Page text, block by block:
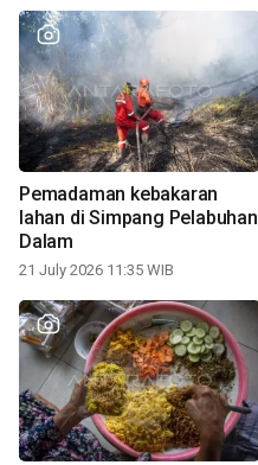
Pemadaman kebakaran
lahan di Simpang Pelabuhan
Dalam
21 July 2026 11:35 WIB